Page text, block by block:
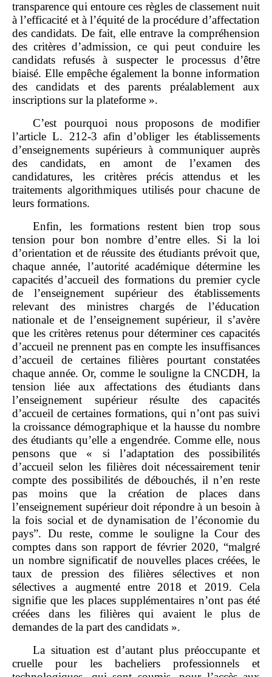
transparence qui entoure ces règles de classement nuit
à l’efficacité et à l’équité de la procédure d’affectation
des candidats. De fait, elle entrave la compréhension
des critères d’admission, ce qui peut conduire les
candidats refusés à suspecter le processus d’être
biaisé. Elle empêche également la bonne information
des candidats et des parents préalablement aux
inscriptions sur la plateforme ».
C’est pourquoi nous proposons de modifier
l’article L. 212‑3 afin d’obliger les établissements
d’enseignements supérieurs à communiquer auprès
des candidats, en amont de l’examen des
candidatures, les critères précis attendus et les
traitements algorithmiques utilisés pour chacune de
leurs formations.
Enfin, les formations restent bien trop sous
tension pour bon nombre d’entre elles. Si la loi
d’orientation et de réussite des étudiants prévoit que,
chaque année, l’autorité académique détermine les
capacités d’accueil des formations du premier cycle
de l’enseignement supérieur des établissements
relevant des ministres chargés de l’éducation
nationale et de l’enseignement supérieur, il s’avère
que les critères retenus pour déterminer ces capacités
d’accueil ne prennent pas en compte les insuffisances
d’accueil de certaines filières pourtant constatées
chaque année. Or, comme le souligne la CNCDH, la
tension liée aux affectations des étudiants dans
l’enseignement supérieur résulte des capacités
d’accueil de certaines formations, qui n’ont pas suivi
la croissance démographique et la hausse du nombre
des étudiants qu’elle a engendrée. Comme elle, nous
pensons que « si l’adaptation des possibilités
d’accueil selon les filières doit nécessairement tenir
compte des possibilités de débouchés, il n’en reste
pas moins que la création de places dans
l’enseignement supérieur doit répondre à un besoin à
la fois social et de dynamisation de l’économie du
pays”. Du reste, comme le souligne la Cour des
comptes dans son rapport de février 2020, “malgré
un nombre significatif de nouvelles places créées, le
taux de pression des filières sélectives et non
sélectives a augmenté entre 2018 et 2019. Cela
signifie que les places supplémentaires n’ont pas été
créées dans les filières qui avaient le plus de
demandes de la part des candidats ».
La situation est d’autant plus préoccupante et
cruelle pour les bacheliers professionnels et